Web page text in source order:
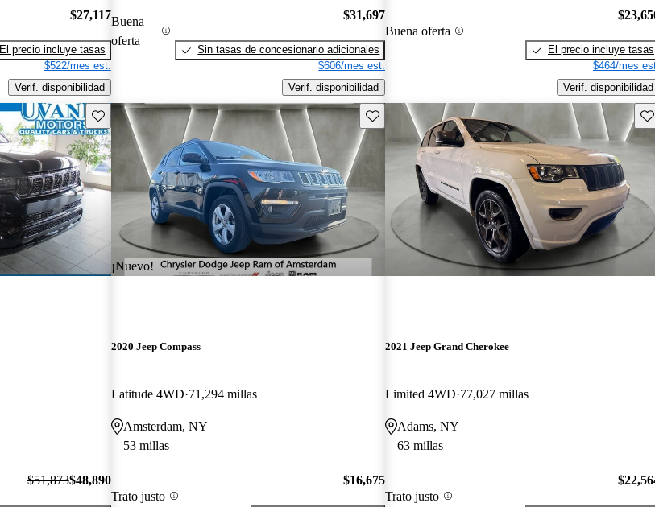
$27,117
El precio incluye tasas
$522/mes est.
Verif. disponibilidad
Buena
oferta
$31,697
Sin tasas de concesionario adicionales
$606/mes est.
Verif. disponibilidad
Buena oferta
El precio incluye tasas
$464/mes
Verif. disponibilidad
Guarda este Aviso
$51,873$48,890
¡Nuevo!
Guarda este Aviso
2020 Jeep Compass
Latitude 4WD 71,294 millas
Amsterdam, NY
53 millas
Trato justo
$16,675
2021 Jeep Grand Cherokee
Limited 4WD 77,027 millas
Adams, NY
63 millas
Trato justo